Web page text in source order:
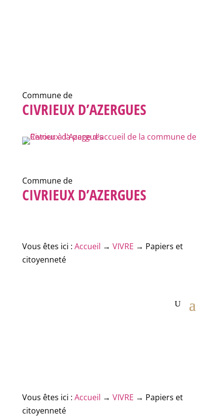
Commune de
CIVRIEUX D’AZERGUES
Commune de
CIVRIEUX D’AZERGUES
Vous êtes ici : Accueil → VIVRE → Papiers et
citoyenneté
Vous êtes ici : Accueil → VIVRE → Papiers et
citoyenneté